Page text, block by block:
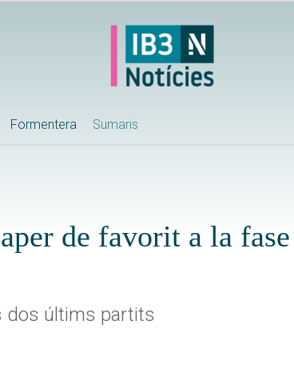
Formentera Sumaris
de favorit a la fase
dos últims partits